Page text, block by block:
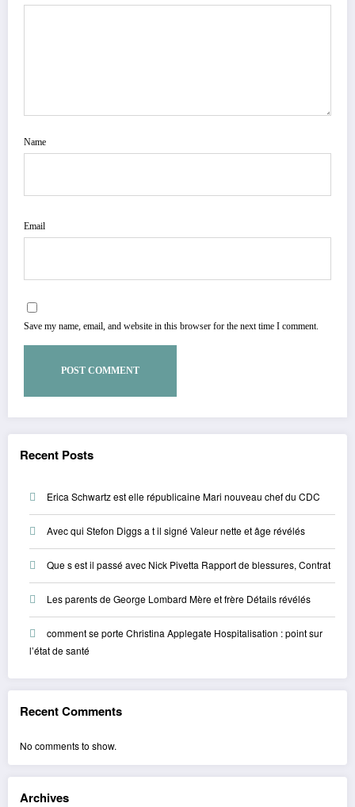
Name
Email
Save my name, email, and website in this browser for the next time I comment.
Recent Posts
Erica Schwartz est elle républicaine Mari nouveau chef du CDC
Avec qui Stefon Diggs a t il signé Valeur nette et âge révélés
Que s est il passé avec Nick Pivetta Rapport de blessures, Contrat
Les parents de George Lombard Mère et frère Détails révélés
comment se porte Christina Applegate Hospitalisation : point sur
l’état de santé
Recent Comments
No comments to show.
Archives